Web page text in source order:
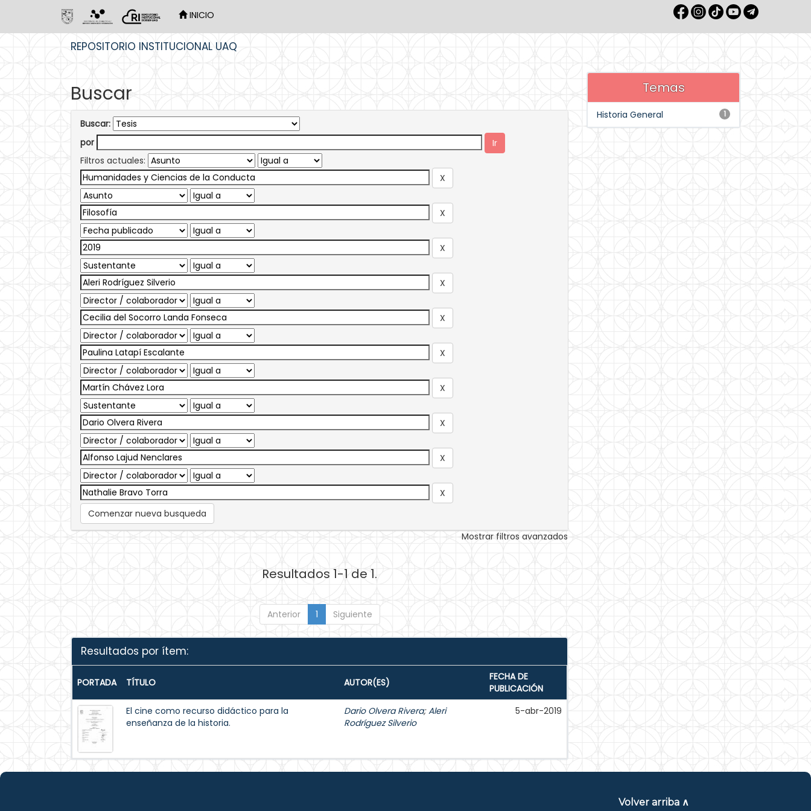
INICIO
REPOSITORIO INSTITUCIONAL UAQ
Buscar
Buscar:
por
Filtros actuales:
Comenzar nueva busqueda
Mostrar filtros avanzados
Resultados 1-1 de 1.
Anterior 1 Siguiente
Resultados por ítem:
PORTADA TÍTULO AUTOR(ES)
FECHA DE
PUBLICACIÓN
El cine como recurso didáctico para la
enseñanza de la historia.
Dario Olvera Rivera;Aleri
Rodríguez Silverio
5-abr-2019
Temas
1
Historia General
Volver arriba ∧